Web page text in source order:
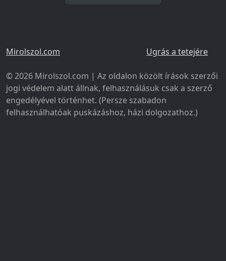
Ugrás a tetejére
Mirolszol.com
© 2026 Mirolszol.com | Az oldalon közölt írások szerzői
jogi védelem alatt állnak, felhasználásuk csak a szerző
engedélyével történhet. (Persze szabadon
felhasználhatóak puskázáshoz, házi dolgozathoz.)